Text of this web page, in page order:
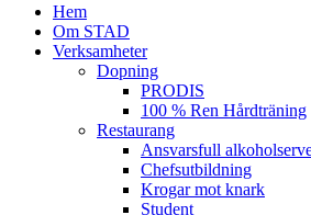
Hem
Om STAD
Verksamheter
Dopning
PRODIS
100 % Ren Hårdträning
Restaurang
Ansvarsfull
Chefsutbildning
Krogar mot knark
Student